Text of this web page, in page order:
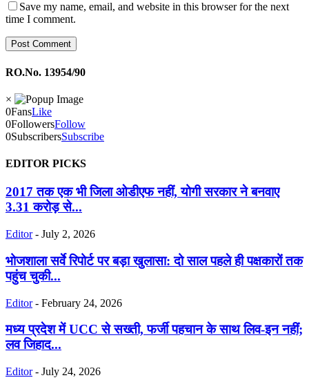
Save my name, email, and website in this browser for the next
time I comment.
RO.No. 13954/90
×
0FansLike
0FollowersFollow
0SubscribersSubscribe
EDITOR PICKS
2017 तक एक भी जिला ओडीएफ नहीं, योगी सरकार ने बनवाए
3.31 करोड़ से...
Editor - July 2, 2026
भोजशाला सर्वे रिपोर्ट पर बड़ा खुलासा: दो साल पहले ही पक्षकारों तक
पहुंच चुकी...
Editor - February 24, 2026
मध्य प्रदेश में UCC से सख्ती, फर्जी पहचान के साथ लिव-इन नहीं;
लव जिहाद...
Editor - July 24, 2026